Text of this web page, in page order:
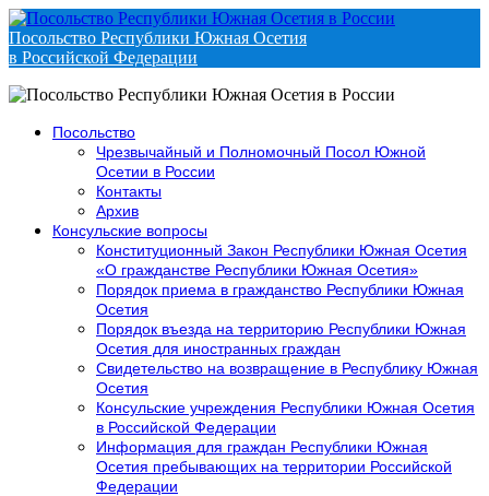
Посольство Республики Южная Осетия
в Российской Федерации
Посольство
Чрезвычайный и Полномочный Посол Южной
Осетии в России
Контакты
Архив
Консульские вопросы
Конституционный Закон Республики Южная Осетия
«О гражданстве Республики Южная Осетия»
Порядок приема в гражданство Республики Южная
Осетия
Порядок въезда на территорию Республики Южная
Осетия для иностранных граждан
Свидетельство на возвращение в Республику Южная
Осетия
Консульские учреждения Республики Южная Осетия
в Российской Федерации
Информация для граждан Республики Южная
Осетия пребывающих на территории Российской
Федерации